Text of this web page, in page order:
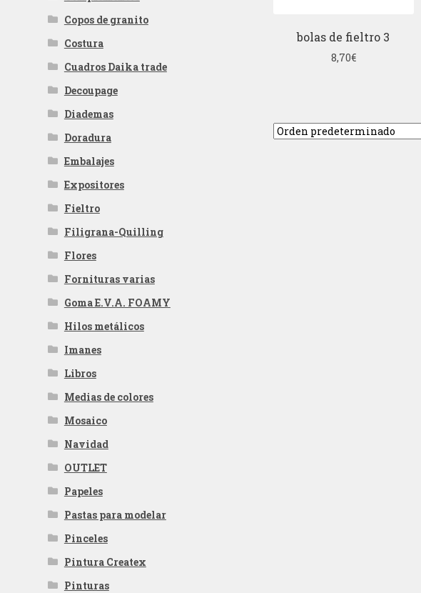
bolas de fieltro 3
8,70€
Copos de granito
Costura
Cuadros Daika trade
Decoupage
Diademas
Doradura
Embalajes
Expositores
Fieltro
Filigrana-Quilling
Flores
Fornituras varias
Goma E.V.A. FOAMY
Hilos metálicos
Imanes
Libros
Medias de colores
Mosaico
Navidad
OUTLET
Papeles
Pastas para modelar
Pinceles
Pintura Createx
Pinturas